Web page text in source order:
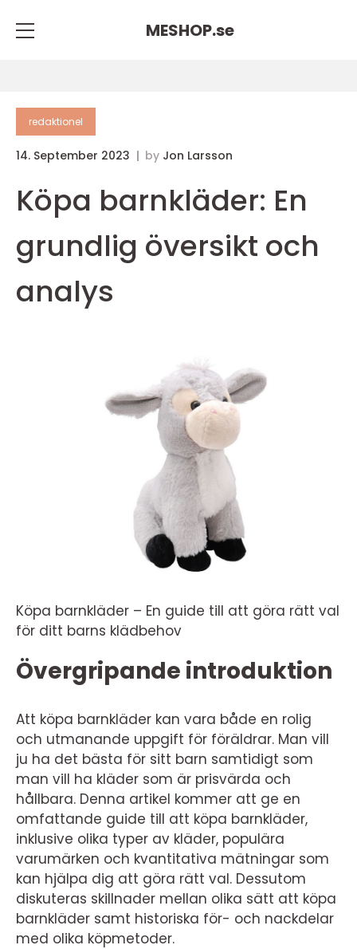
MESHOP.se
redaktionel
14. September 2023 by Jon Larsson
Köpa barnkläder: En
grundlig översikt och
analys
Köpa barnkläder – En guide till att göra rätt val
för ditt barns klädbehov
Övergripande introduktion
Att köpa barnkläder kan vara både en rolig
och utmanande uppgift för föräldrar. Man vill
ju ha det bästa för sitt barn samtidigt som
man vill ha kläder som är prisvärda och
hållbara. Denna artikel kommer att ge en
omfattande guide till att köpa barnkläder,
inklusive olika typer av kläder, populära
varumärken och kvantitativa mätningar som
kan hjälpa dig att göra rätt val. Dessutom
diskuteras skillnader mellan olika sätt att köpa
barnkläder samt historiska för- och nackdelar
med olika köpmetoder.